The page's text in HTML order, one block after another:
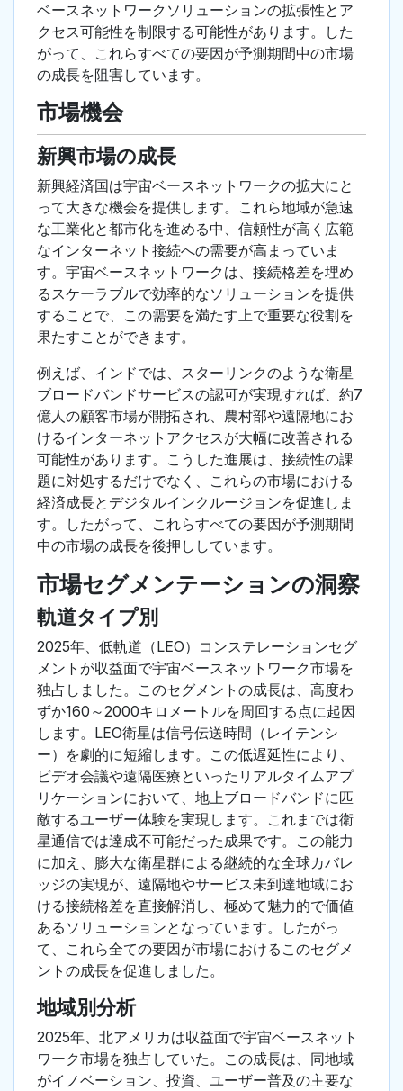
ベースネットワークソリューションの拡張性とア
クセス可能性を制限する可能性があります。した
がって、これらすべての要因が予測期間中の市場
の成長を阻害しています。
市場機会
新興市場の成長
新興経済国は宇宙ベースネットワークの拡大にと
って大きな機会を提供します。これら地域が急速
な工業化と都市化を進める中、信頼性が高く広範
なインターネット接続への需要が高まっていま
す。宇宙ベースネットワークは、接続格差を埋め
るスケーラブルで効率的なソリューションを提供
することで、この需要を満たす上で重要な役割を
果たすことができます。
例えば、インドでは、スターリンクのような衛星
ブロードバンドサービスの認可が実現すれば、約7
億人の顧客市場が開拓され、農村部や遠隔地にお
けるインターネットアクセスが大幅に改善される
可能性があります。こうした進展は、接続性の課
題に対処するだけでなく、これらの市場における
経済成長とデジタルインクルージョンを促進しま
す。したがって、これらすべての要因が予測期間
中の市場の成長を後押ししています。
市場セグメンテーションの洞察
軌道タイプ別
2025年、低軌道（LEO）コンステレーションセグ
メントが収益面で宇宙ベースネットワーク市場を
独占しました。このセグメントの成長は、高度わ
ずか160～2000キロメートルを周回する点に起因
します。LEO衛星は信号伝送時間（レイテンシ
ー）を劇的に短縮します。この低遅延性により、
ビデオ会議や遠隔医療といったリアルタイムアプ
リケーションにおいて、地上ブロードバンドに匹
敵するユーザー体験を実現します。これまでは衛
星通信では達成不可能だった成果です。この能力
に加え、膨大な衛星群による継続的な全球カバレ
ッジの実現が、遠隔地やサービス未到達地域にお
ける接続格差を直接解消し、極めて魅力的で価値
あるソリューションとなっています。したがっ
て、これら全ての要因が市場におけるこのセグメ
ントの成長を促進しました。
地域別分析
2025年、北アメリカは収益面で宇宙ベースネット
ワーク市場を独占していた。この成長は、同地域
がイノベーション、投資、ユーザー普及の主要な